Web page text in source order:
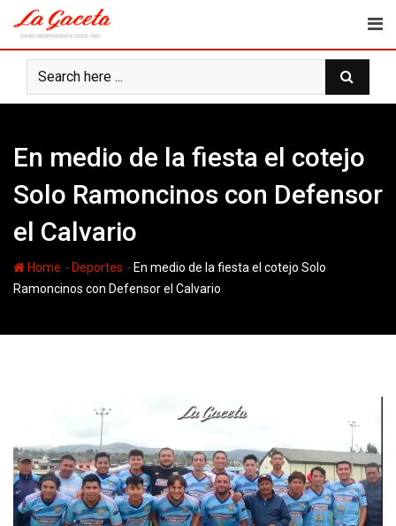
content
En medio de la fiesta el cotejo
Solo Ramoncinos con Defensor
el Calvario
Home - Deportes - En medio de la fiesta el cotejo Solo
Ramoncinos con Defensor el Calvario